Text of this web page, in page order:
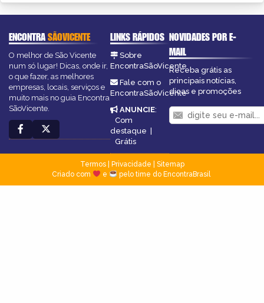
ENCONTRASÃOVICENTE
O melhor de São Vicente
num só lugar! Dicas, onde ir,
o que fazer, as melhores
empresas, locais, serviços e
muito mais no guia Encontra
SãoVicente.
LINKS RÁPIDOS
Sobre
EncontraSãoVicente
Fale com o
EncontraSãoVicente
ANUNCIE:
Com
destaque |
Grátis
NOVIDADES POR E-
MAIL
Receba grátis as
principais notícias,
dicas e promoções
Termos| Privacidade
Sitemap
Criado com
e pelo time do EncontraBrasil